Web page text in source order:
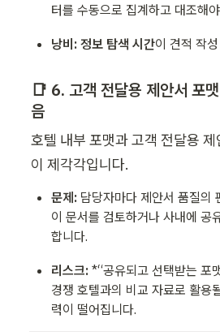
터를 수동으로 집계하고 대조해
낭비: 정보 탐색 시간이 견적 작
📑 6. 고객 전달용 제안서 포
음
호텔 내부 포맷과 고객 전달용
이 제각각입니다.
문제: 담당자마다 제안서 품질의
이 문서를 검토하거나 사내에 공
합니다.
리스크: *“공유되고 선택받는 포
경쟁 호텔과의 비교 자료로 활용
력이 떨어집니다.